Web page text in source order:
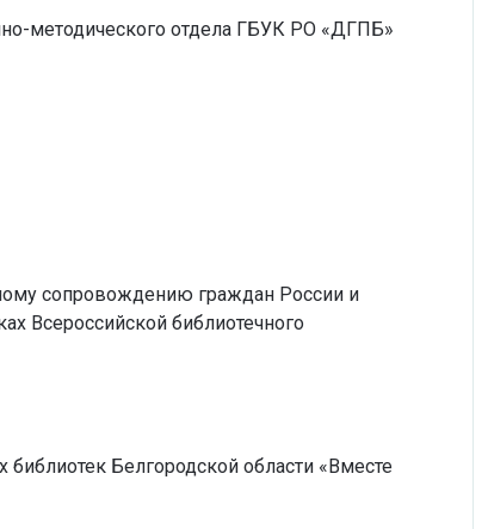
методического отдела ГБУК РО «ДГПБ»
сопровождению граждан России и
Всероссийской библиотечного
Белгородской области «Вместе